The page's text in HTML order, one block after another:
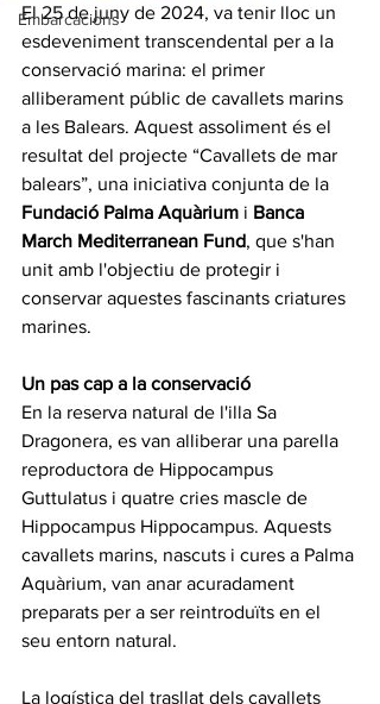
Embarcacions
El 25 de juny de 2024, va tenir lloc un
esdeveniment transcendental per a la
conservació marina: el primer
alliberament públic de cavallets marins
a les Balears. Aquest assoliment és el
resultat del projecte “Cavallets de mar
balears”, una iniciativa conjunta de la
Fundació Palma Aquàrium i Banca
March Mediterranean Fund, que s'han
unit amb l'objectiu de protegir i
conservar aquestes fascinants criatures
marines.
Un pas cap a la conservació
En la reserva natural de l'illa Sa
Dragonera, es van alliberar una parella
reproductora de Hippocampus
Guttulatus i quatre cries mascle de
Hippocampus Hippocampus. Aquests
cavallets marins, nascuts i cures a Palma
Aquàrium, van anar acuradament
preparats per a ser reintroduïts en el
seu entorn natural.
La logística del trasllat dels cavallets